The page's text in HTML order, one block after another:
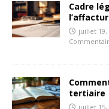
Cadre
juillet 19,
tertiaire
juillet 15,